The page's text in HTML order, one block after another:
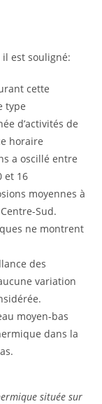
est souligné:
cette
type
d’activités de
horaire
a oscillé entre
et 16
moyennes à
Sud.
ne montrent
des
variation
moyen-bas
dans la
située sur